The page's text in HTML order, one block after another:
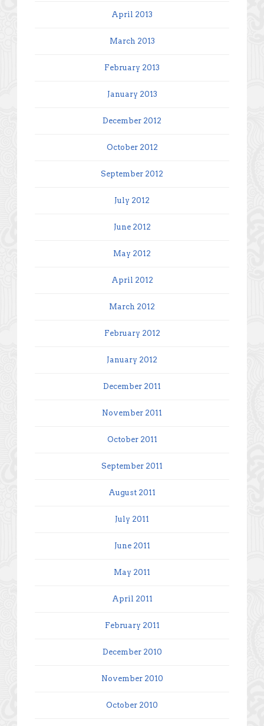
April 2013
March 2013
February 2013
January 2013
December 2012
October 2012
September 2012
July 2012
June 2012
May 2012
April 2012
March 2012
February 2012
January 2012
December 2011
November 2011
October 2011
September 2011
August 2011
July 2011
June 2011
May 2011
April 2011
February 2011
December 2010
November 2010
October 2010